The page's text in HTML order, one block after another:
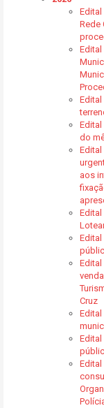
Edital
Rede
Edital
Edital
do
Edital
aos
Edital
Edital
Edital
Cruz
Edital
Edital
Edital